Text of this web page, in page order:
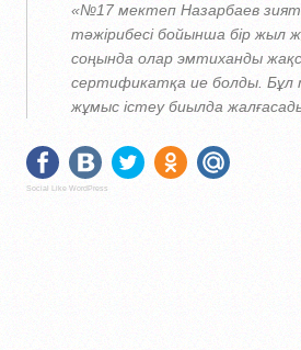
«№17 мектеп Назарбаев
тәжірибесі бойынша бір жыл
соңында олар эмтиханды
сертификатқа ие болды. Бұл
жұмыс істеу биылда
Social Like WordPress